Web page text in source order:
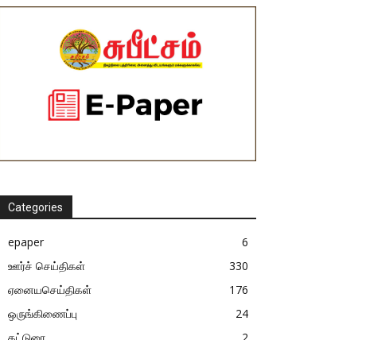
Categories
epaper
6
ஊர்ச் செய்திகள்
330
ஏனையசெய்திகள்
176
ஒருங்கிணைப்பு
24
கட்டுரை
2